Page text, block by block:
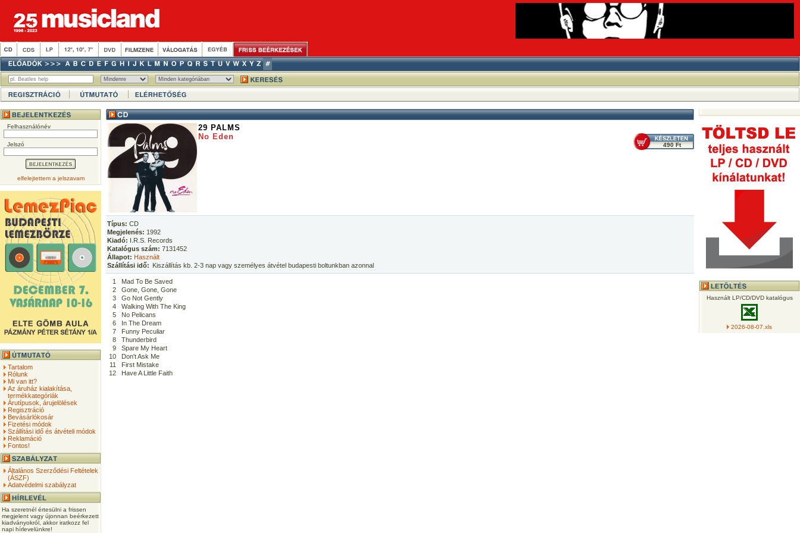
Felhasználónév
Jelszó
elfelejtettem a jelszavam
Tartalom
Rólunk
Mi van itt?
Az áruház kialakítása,
termékkategóriák
Árutípusok, árujelölések
Regisztráció
Bevásárlókosár
Fizetési módok
Szállítási idő és átvételi módok
Reklamáció
Fontos!
Általános Szerződési Feltételek
(ÁSZF)
Adatvédelmi szabályzat
Ha szeretnél értesülni a frissen
megjelent vagy újonnan beérkezett
kiadványokról, akkor iratkozz fel
napi hírlevelünkre!
29 PALMS
No Eden
490 Ft
Típus: CD
Megjelenés: 1992
Kiadó: I.R.S. Records
Katalógus szám: 7131452
Állapot: Használt
Szállítási idő: Kiszállítás kb. 2-3 nap vagy személyes átvétel budapesti boltunkban azonnal
1
Mad To Be Saved
2
Gone, Gone, Gone
3
Go Not Gently
4
Walking With The King
5
No Pelicans
6
In The Dream
7
Funny Peculiar
8
Thunderbird
9
Spare My Heart
10
Don't Ask Me
11
First Mistake
12
Have A Little Faith
Használt LP/CD/DVD katalógus
2026-08-07.xls